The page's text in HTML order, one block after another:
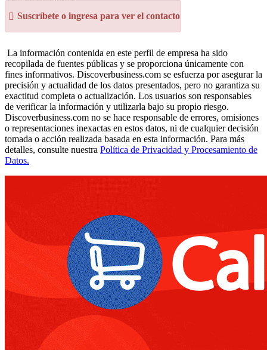
Suscríbete o ingresa para ver el contacto
La información contenida en este perfil de empresa ha sido
recopilada de fuentes públicas y se proporciona únicamente con
fines informativos. Discoverbusiness.com se esfuerza por asegurar la
precisión y actualidad de los datos presentados, pero no garantiza su
exactitud completa o actualización. Los usuarios son responsables
de verificar la información y utilizarla bajo su propio riesgo.
Discoverbusiness.com no se hace responsable de errores, omisiones
o representaciones inexactas en estos datos, ni de cualquier decisión
tomada o acción realizada basada en esta información. Para más
detalles, consulte nuestra Política de Privacidad y Procesamiento de
Datos.